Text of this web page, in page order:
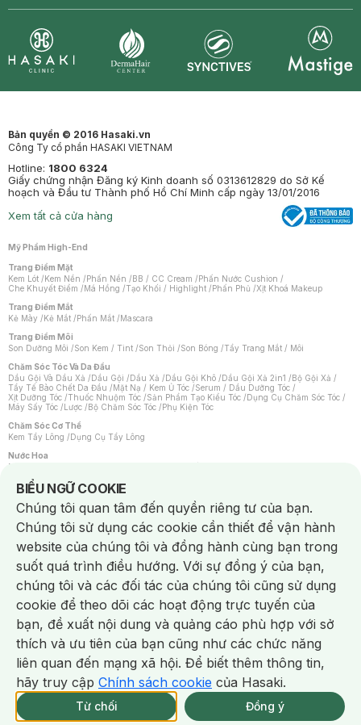
NowFree 2H Giao Nhanh Miễn Phí 2H Xem chi tiết
1/337 CN CÒN
0 SP
THÔNG BÁO
KHI CÓ HÀNG ONLINE
Bản quyền © 2016 Hasaki.vn
Công Ty cổ phần HASAKI VIETNAM
Hotline: 1800 6324
Giấy chứng nhận Đăng ký Kinh doanh số 0313612829 do Sở Kế
hoạch và Đầu tư Thành phố Hồ Chí Minh cấp ngày 13/01/2016
Xem tất cả cửa hàng
Mỹ Phẩm High-End
Trang Điểm Mặt
Kem Lót /Kem Nền /Phấn Nền /BB / CC Cream /Phấn Nước Cushion /
Che Khuyết Điểm /Má Hồng /Tạo Khối / Highlight /Phấn Phủ /Xịt Khoá Makeup
Trang Điểm Mắt
Kẻ Mày /Kẻ Mắt /Phấn Mắt /Mascara
Trang Điểm Môi
Son Dưỡng Môi /Son Kem / Tint /Son Thỏi /Son Bóng /Tẩy Trang Mắt / Môi
Chăm Sóc Tóc Và Da Đầu
Dầu Gội Và Dầu Xả /Dầu Gội /Dầu Xả /Dầu Gội Khô /Dầu Gội Xả 2in1 /Bộ Gội Xả /
Tẩy Tế Bào Chết Da Đầu /Mặt Nạ / Kem Ủ Tóc /Serum / Dầu Dưỡng Tóc /
Xịt Dưỡng Tóc /Thuốc Nhuộm Tóc /Sản Phẩm Tạo Kiểu Tóc /Dụng Cụ Chăm Sóc Tóc /
Máy Sấy Tóc /Lược /Bộ Chăm Sóc Tóc /Phụ Kiện Tóc
Chăm Sóc Cơ Thể
Kem Tẩy Lông /Dụng Cụ Tẩy Lông
Nước Hoa
Nước Hoa Nữ
Chăm Sóc Cá Nhân
Chống Muỗi /Khẩu Trang /Máy Massage/Mặt Nạ Xông Hơi /Nước Rửa Tay/
Sản Phẩm Chăm Sóc Khác /Bàn Chải Đánh Răng /Bàn Chải Điện/
Hỗ Trợ Trắng Răng/Kem Đánh Răng /Máy Tăm Nước/ Nước Súc Miệng/
Tăm / Chỉ Nha Khoa/ Xịt Thơm Miệng / Dung Dịch Vệ Sinh/Dưỡng Vùng Kín/
Khăn Ướt Vệ Sinh Vùng Kín/Băng Vệ Sinh/Tampon/Bọt Cạo Râu /Dao Cạo Râu/
Máy Cạo Râu
Vấn Đề Về Da
Da Dầu / Lỗ Chân Lông To/ Da Khô / Mất Nước/ Da Lão Hóa/ Da Mụn/
Da Nhạy Cảm / Kích Ứng
Da Xỉn Màu Thâm / Nám / Tàn Nhang
Quầng Thâm & Bọng Mắt /Sẹo /Viêm Da Cơ Địa
Dụng Cụ / Phụ Kiện Chăm Sóc Da
Bông Tẩy Trang
Khăn Lau Mặt Khô Dụng Cụ / Máy Rửa Mặt Máy Chăm Sóc Da
Dụng Cụ Chăm Sóc Khác
BIỂU NGỮ COOKIE
Notice about cookies usage
Chúng tôi quan tâm đến quyền riêng tư của bạn.
Chúng tôi sử dụng các cookie cần thiết để vận hành
website của chúng tôi và đồng hành cùng bạn trong
suốt quá trình điều hướng. Với sự đồng ý của bạn,
chúng tôi và các đối tác của chúng tôi cũng sử dụng
cookie để theo dõi các hoạt động trực tuyến của
bạn, đề xuất nội dung và quảng cáo phù hợp với sở
thích và ưu tiên của bạn cũng như các chức năng
liên quan đến mạng xã hội. Để biết thêm thông tin,
hãy truy cập Chính sách cookie của Hasaki.
Từ chối Đồng ý